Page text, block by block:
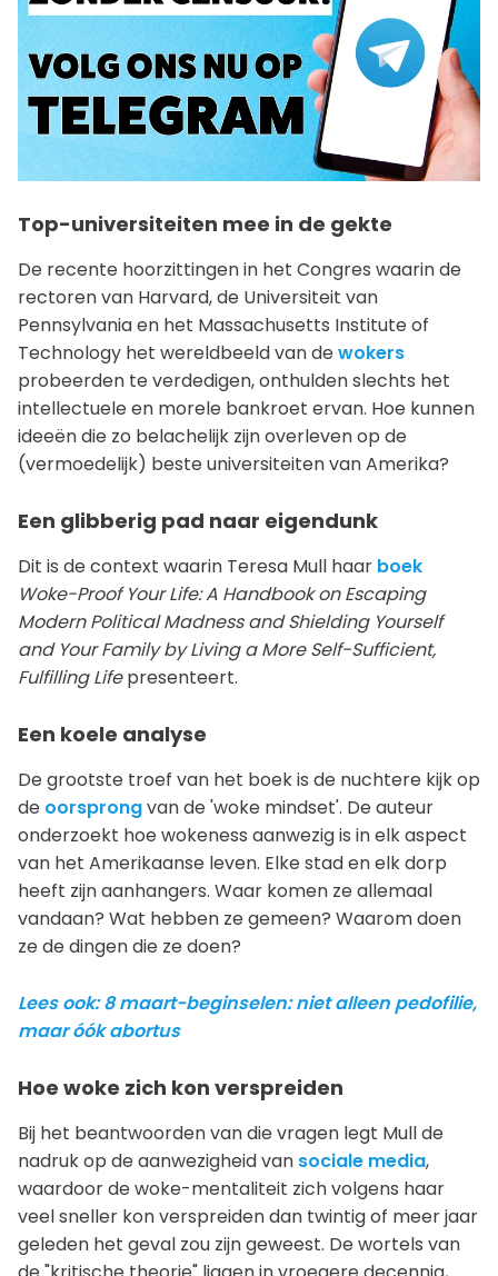
Top-universiteiten mee in de gekte
De recente hoorzittingen in het Congres waarin de
rectoren van Harvard, de Universiteit van
Pennsylvania en het Massachusetts Institute of
Technology het wereldbeeld van dewokers
probeerden te verdedigen, onthulden slechts het
intellectuele en morele bankroet ervan. Hoe kunnen
ideeën die zo belachelijk zijn overleven op de
(vermoedelijk) beste universiteiten van Amerika?
Een glibberig pad naar eigendunk
Dit is de context waarin Teresa Mull haar boek
Woke-Proof Your Life:A Handbook on Escaping
Modern Political Madness and Shielding Yourself
and Your Family by Living a More Self-Sufficient,
Fulfilling Lifepresenteert.
Een koele analyse
De grootste troef van het boek is de nuchtere kijk op
de oorsprongvan de 'woke mindset'. De auteur
onderzoekt hoe wokeness aanwezig is in elk aspect
van het Amerikaanse leven. Elke stad en elk dorp
heeft zijn aanhangers. Waar komen ze allemaal
vandaan? Wat hebben ze gemeen? Waarom doen
ze de dingen die ze doen?
Lees ook: 8 maart-beginselen: niet alleen pedofilie,
maar óók abortus
Hoe woke zich kon verspreiden
Bij het beantwoorden van die vragen legt Mull de
nadruk op de aanwezigheid van sociale media,
waardoor de woke-mentaliteit zich volgens haar
veel sneller kon verspreiden dan twintig of meer jaar
geleden het geval zou zijn geweest. De wortels van